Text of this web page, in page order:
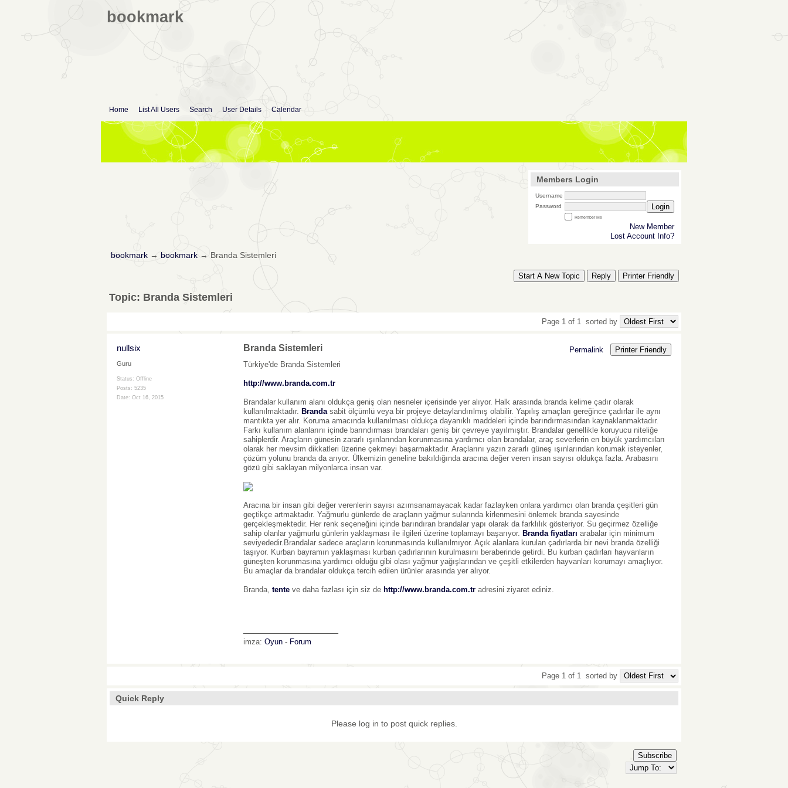
bookmark
Home List All Users Search User Details Calendar
Members Login
Username
Password
Login
Remember Me
New Member
Lost Account Info?
bookmark→ bookmark→ Branda Sistemleri
Start A New Topic Reply Printer Friendly
Topic: Branda Sistemleri
Page 1 of 1 sorted by
nullsix
Guru
Status: Offline
Posts: 5235
Date: Oct 16, 2015
Branda Sistemleri Permalink
Printer Friendly
Türkiye'de Branda Sistemleri
http://www.branda.com.tr
Brandalar kullanım alanı oldukça geniş olan nesneler içerisinde yer alıyor. Halk arasında branda kelime çadır olarak
kullanılmaktadır. Branda sabit ölçümlü veya bir projeye detaylandırılmış olabilir. Yapılış amaçları gereğince çadırlar ile aynı
mantıkta yer alır. Koruma amacında kullanılması oldukça dayanıklı maddeleri içinde barındırmasından kaynaklanmaktadır.
Farkı kullanım alanlarını içinde barındırması brandaları geniş bir çevreye yayılmıştır. Brandalar genellikle koruyucu niteliğe
sahiplerdir. Araçların günesin zararlı ışınlarından korunmasına yardımcı olan brandalar, araç severlerin en büyük yardımcıları
olarak her mevsim dikkatleri üzerine çekmeyi başarmaktadır. Araçlarını yazın zararlı güneş ışınlarından korumak isteyenler,
çözüm yolunu branda da arıyor. Ülkemizin geneline bakıldığında aracına değer veren insan sayısı oldukça fazla. Arabasını
gözü gibi saklayan milyonlarca insan var.
Aracına bir insan gibi değer verenlerin sayısı azımsanamayacak kadar fazlayken onlara yardımcı olan branda çeşitleri gün
geçtikçe artmaktadır. Yağmurlu günlerde de araçların yağmur sularında kirlenmesini önlemek branda sayesinde
gerçekleşmektedir. Her renk seçeneğini içinde barındıran brandalar yapı olarak da farklılık gösteriyor. Su geçirmez özelliğe
sahip olanlar yağmurlu günlerin yaklaşması ile ilgileri üzerine toplamayı başarıyor. Branda fiyatları arabalar için minimum
seviyededir.Brandalar sadece araçların korunmasında kullanılmıyor. Açık alanlara kurulan çadırlarda bir nevi branda özelliği
taşıyor. Kurban bayramın yaklaşması kurban çadırlarının kurulmasını beraberinde getirdi. Bu kurban çadırları hayvanların
güneşten korunmasına yardımcı olduğu gibi olası yağmur yağışlarından ve çeşitli etkilerden hayvanları korumayı amaçlıyor.
Bu amaçlar da brandalar oldukça tercih edilen ürünler arasında yer alıyor.
Branda, tente ve daha fazlası için siz de http://www.branda.com.tr adresini ziyaret ediniz.
imza: Oyun - Forum
Page 1 of 1 sorted by
Quick Reply
Please log in to post quick replies.
Subscribe